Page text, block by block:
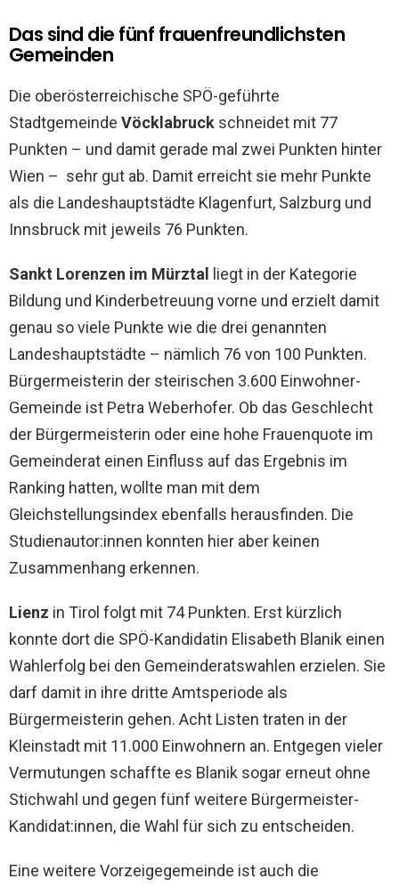
Das sind die fünf frauenfreundlichsten
Gemeinden
Die oberösterreichische SPÖ-geführte
Stadtgemeinde Vöcklabruck schneidet mit 77
Punkten – und damit gerade mal zwei Punkten hinter
Wien – sehr gut ab. Damit erreicht sie mehr Punkte
als die Landeshauptstädte Klagenfurt, Salzburg und
Innsbruck mit jeweils 76 Punkten.
Sankt Lorenzen im Mürztal
liegt in der Kategorie
Bildung und Kinderbetreuung vorne und erzielt damit
genau so viele Punkte wie die drei genannten
Landeshauptstädte – nämlich 76 von 100 Punkten.
Bürgermeisterin der steirischen 3.600 Einwohner-
Gemeinde ist Petra Weberhofer. Ob das Geschlecht
der Bürgermeisterin oder eine hohe Frauenquote im
Gemeinderat einen Einfluss auf das Ergebnis im
Ranking hatten, wollte man mit dem
Gleichstellungsindex ebenfalls herausfinden. Die
Studienautor:innen konnten hier aber keinen
Zusammenhang erkennen.
Lienz in Tirol folgt mit 74 Punkten. Erst kürzlich
konnte dort die SPÖ-Kandidatin Elisabeth Blanik einen
Wahlerfolg bei den Gemeinderatswahlen erzielen. Sie
darf damit in ihre dritte Amtsperiode als
Bürgermeisterin gehen. Acht Listen traten in der
Kleinstadt mit 11.000 Einwohnern an. Entgegen vieler
Vermutungen schaffte es Blanik sogar erneut ohne
Stichwahl und gegen fünf weitere Bürgermeister-
Kandidat:innen, die Wahl für sich zu entscheiden.
Eine weitere Vorzeigegemeinde ist auch die